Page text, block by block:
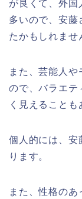
が良くて、外国
多いので、安藤
たかもしれませ
また、芸能人
ので、バラエテ
く見えることも
個人的には、安
ります。
また、性格の